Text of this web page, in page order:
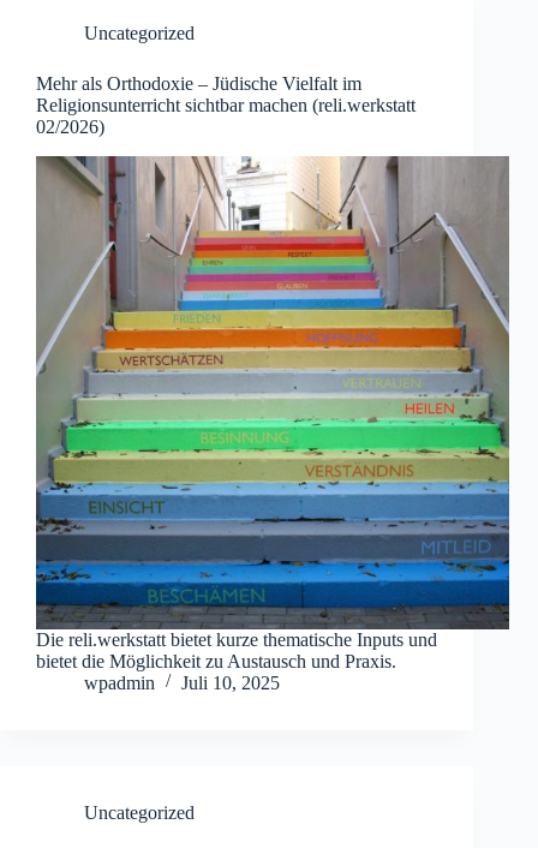
Uncategorized
Mehr als Orthodoxie – Jüdische Vielfalt im
Religionsunterricht sichtbar machen (reli.werkstatt
02/2026)
Die reli.werkstatt bietet kurze thematische Inputs und
bietet die Möglichkeit zu Austausch und Praxis.
wpadmin
Juli 10, 2025
Uncategorized